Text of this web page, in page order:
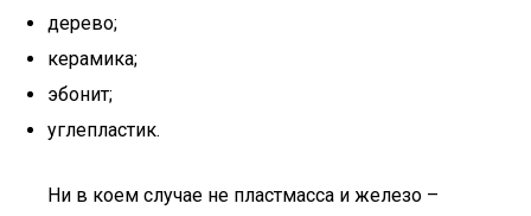
дерево;
керамика;
эбонит;
углепластик.
Ни в коем случае не пластмасса и железо –